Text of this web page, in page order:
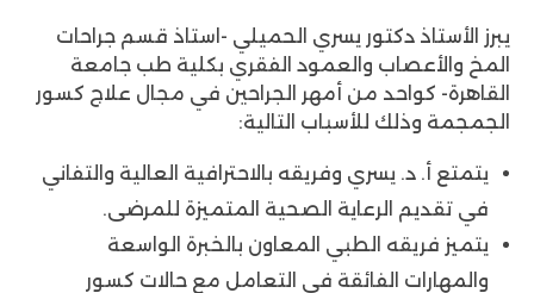
يبرز الأستاذ دكتور يسري الحميلي -استاذ قسم جراحات
المخ والأعصاب والعمود الفقري بكلية طب جامعة
القاهرة- كواحد من أمهر الجراحين في مجال علاج كسور
الجمجمة وذلك للأسباب التالية:
يتمتع أ. د. يسري وفريقه بالاحترافية العالية والتفاني
في تقديم الرعاية الصحية المتميزة للمرضى.
يتميز فريقه الطبي المعاون بالخبرة الواسعة
والمهارات الفائقة في التعامل مع حالات كسور